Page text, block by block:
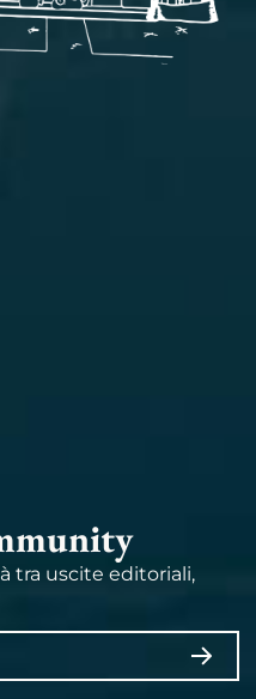
tra uscite editoriali,